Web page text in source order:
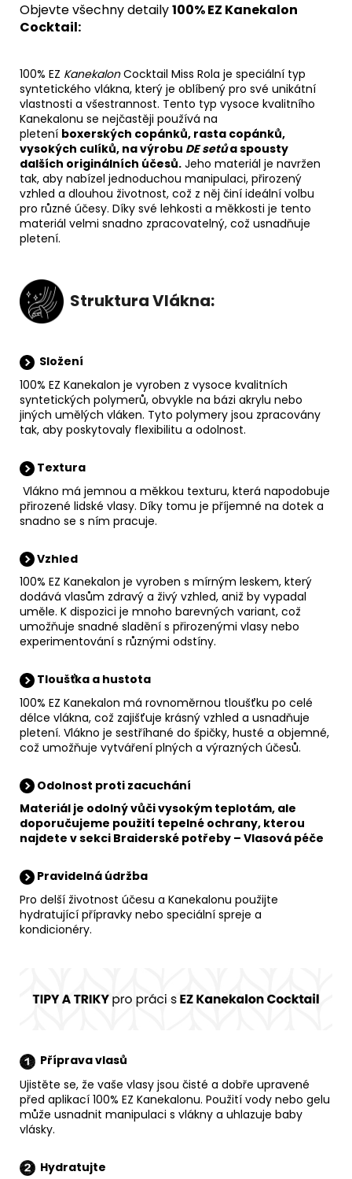
Objevte všechny detaily100% EZ Kanekalon
Cocktail:
100% EZ KanekalonCocktail Miss Rola je speciální typ
syntetického vlákna, který je oblíbený pro své unikátní
vlastnosti a všestrannost. Tento typ vysoce kvalitního
Kanekalonu se nejčastěji používá na
pletení boxerských copánků, rasta copánků,
vysokých culíků, na výrobu DE setůa spousty
dalších originálních účesů. Jeho materiál je navržen
tak, aby nabízel jednoduchou manipulaci, přirozený
vzhled a dlouhou životnost, což z něj činí ideální volbu
pro různé účesy. Díky své lehkosti a měkkosti je tento
materiál velmi snadno zpracovatelný, což usnadňuje
pletení.
Struktura Vlákna:
Složení
100% EZ Kanekalon je vyroben z vysoce kvalitních
syntetických polymerů, obvykle na bázi akrylu nebo
jiných umělých vláken. Tyto polymery jsou zpracovány
tak, aby poskytovaly flexibilitu a odolnost.
Textura
Vlákno má jemnou a měkkou texturu, která napodobuje
přirozené lidské vlasy. Díky tomu je příjemné na dotek a
snadno se s ním pracuje.
Vzhled
100% EZ Kanekalon je vyroben s mírným leskem, který
dodává vlasům zdravý a živý vzhled, aniž by vypadal
uměle. K dispozici je mnoho barevných variant, což
umožňuje snadné sladění s přirozenými vlasy nebo
experimentování s různými odstíny.
Tloušťka a hustota
100% EZ Kanekalon má rovnoměrnou tloušťku po celé
délce vlákna, což zajišťuje krásný vzhled a usnadňuje
pletení. Vlákno je sestříhané do špičky, husté a objemné,
což umožňuje vytváření plných a výrazných účesů.
Odolnost proti zacuchání
Materiál je odolný vůči vysokým teplotám, ale
doporučujeme použití tepelné ochrany, kterou
najdete v sekci Braiderské potřeby – Vlasová péče
Pravidelná údržba
Pro delší životnost účesu a Kanekalonu použijte
hydratující přípravky nebo speciální spreje a
kondicionéry.
Příprava vlasů
Ujistěte se, že vaše vlasy jsou čisté a dobře upravené
před aplikací 100% EZ Kanekalonu. Použití vody nebo gelu
může usnadnit manipulaci s vlákny a uhlazuje baby
vlásky.
Hydratujte